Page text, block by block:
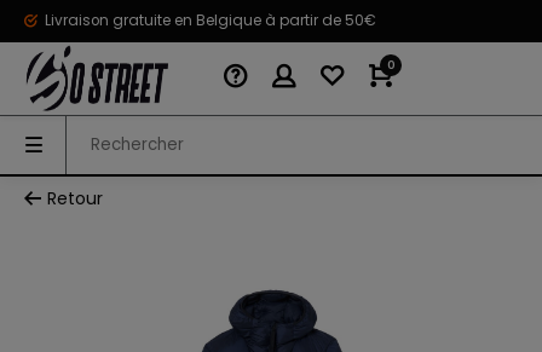
Livraison gratuite en Belgique à partir de 50€
0
Retour